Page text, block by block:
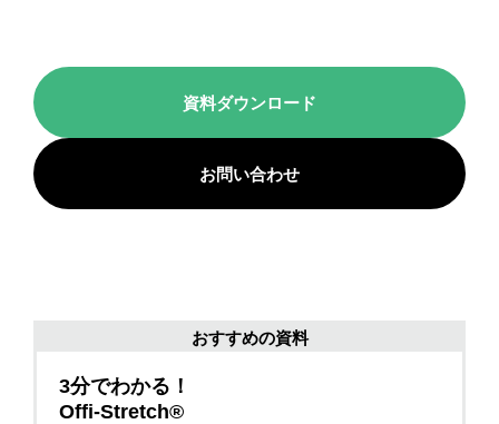
資料ダウンロード
お問い合わせ
おすすめの資料
3分でわかる！
Offi-Stretch®